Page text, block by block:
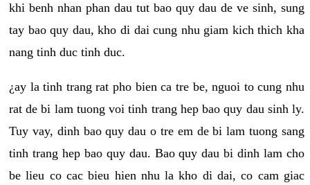
khi benh nhan phan dau tut bao quy dau de ve sinh, sung
tay bao quy dau, kho di dai cung nhu giam kich thich kha
nang tinh duc tinh duc.
¿ay la tinh trang rat pho bien ca tre be, nguoi to cung nhu
rat de bi lam tuong voi tinh trang hep bao quy dau sinh ly.
Tuy vay, dinh bao quy dau o tre em de bi lam tuong sang
tinh trang hep bao quy dau. Bao quy dau bi dinh lam cho
be lieu co cac bieu hien nhu la kho di dai, co cam giac